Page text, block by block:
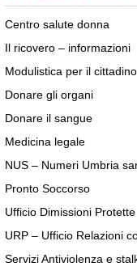
Centro salute donna
Il ricovero – informazioni
Modulistica per il cittadino
Donare gli organi
Donare il sangue
Medicina legale
NUS – Numeri Umbria
Pronto Soccorso
Ufficio Dimissioni Protette
URP – Ufficio Relazioni
Servizi Antiviolenza e